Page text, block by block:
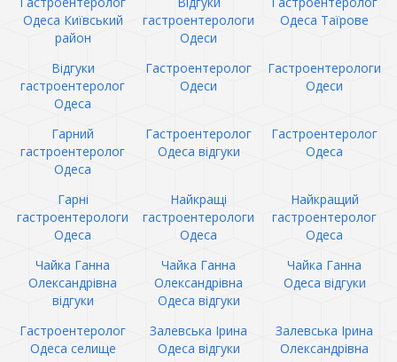
Одеса Київський
район
гастроентерологи
Одеси
Одеса Таїрове
Відгуки
гастроентеролог
Одеса
Гастроентеролог
Одеси
Гастроентерологи
Одеси
Гарний
гастроентеролог
Одеса
Гастроентеролог
Одеса відгуки
Гастроентеролог
Одеса
Гарні
гастроентерологи
Одеса
Найкращі
гастроентерологи
Одеса
Найкращий
гастроентеролог
Одеса
Чайка Ганна
Олександрівна
відгуки
Чайка Ганна
Олександрівна
Одеса відгуки
Чайка Ганна
Одеса відгуки
Гастроентеролог
Одеса селище
Залевська Ірина
Одеса відгуки
Залевська Ірина
Олександрівна